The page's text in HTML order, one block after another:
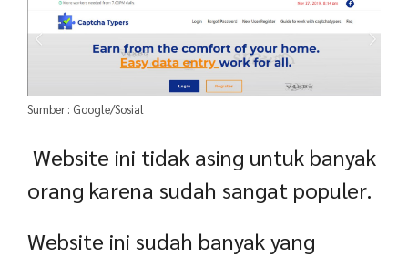
Sumber : Google/Sosial
Website ini tidak asing untuk banyak
orang karena sudah sangat populer.
Website ini sudah banyak yang